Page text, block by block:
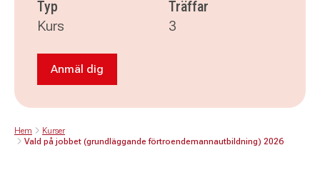
Typ
Kurs
Träffar
3
Anmäl dig till Vald på jobbet (grundläggande
Anmäl dig
Hem
Kurser
Vald på jobbet (grundläggande förtroendemannautbildning) 2026